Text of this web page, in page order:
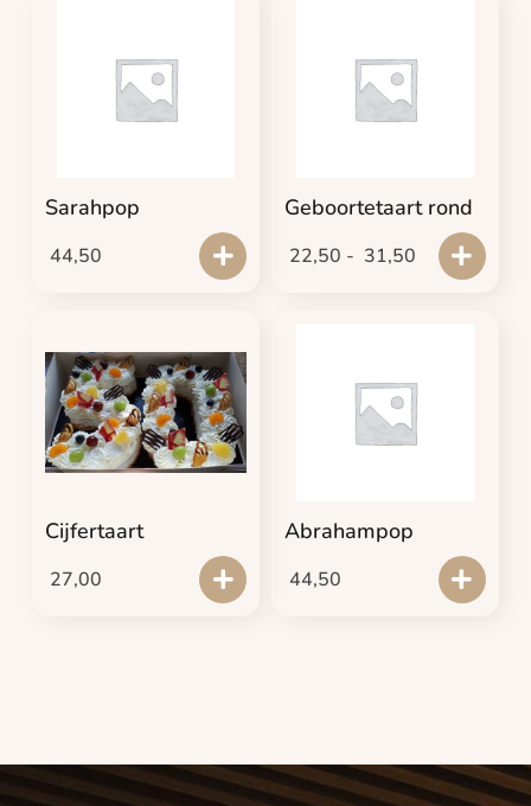
Sarahpop
44,50
Geboortetaart rond
22,50 - 31,50
Cijfertaart
27,00
Abrahampop
44,50